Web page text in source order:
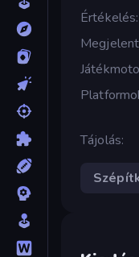
Értékelés
Megjelent
Tájolás